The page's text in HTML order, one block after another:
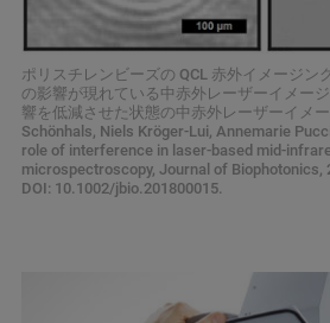
ポリスチレンビーズの QCL 赤外イメージン
の影響が現れている中赤外レーザーイメー
響を低減させた状態の中赤外レーザーイメ
Schönhals, Niels Kröger-Lui, Annemarie
role of interference in laser-based mid-
microspectroscopy, Journal of Biophotonics,
DOI: 10.1002/jbio.201800015.